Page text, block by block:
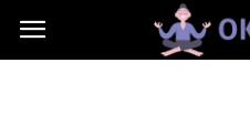
Okser.pl